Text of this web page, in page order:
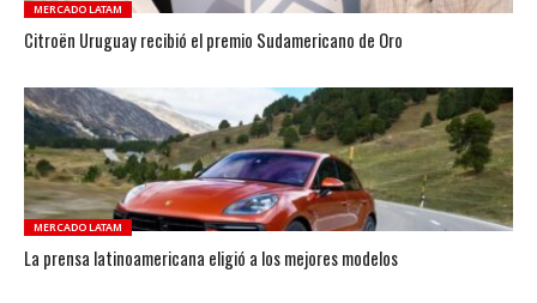
MERCADO LATAM
Citroën Uruguay recibió el premio Sudamericano de Oro
MERCADO LATAM
La prensa latinoamericana eligió a los mejores modelos